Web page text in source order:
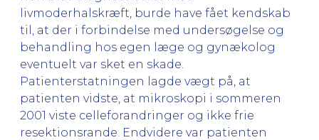
livmoderhalskræft, burde have fået kendskab
til, at der i forbindelse med undersøgelse og
behandling hos egen læge og gynækolog
eventuelt var sket en skade.
Patienterstatningen lagde vægt på, at
patienten vidste, at mikroskopi i sommeren
2001 viste celleforandringer og ikke frie
resektionsrande. Endvidere var patienten